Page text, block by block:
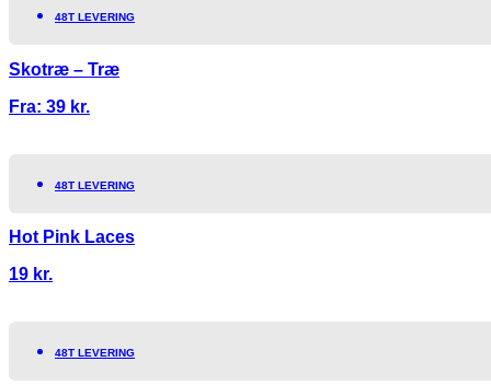
48T LEVERING
Skotræ – Træ
Fra: 39 kr.
48T LEVERING
Hot Pink Laces
19 kr.
48T LEVERING